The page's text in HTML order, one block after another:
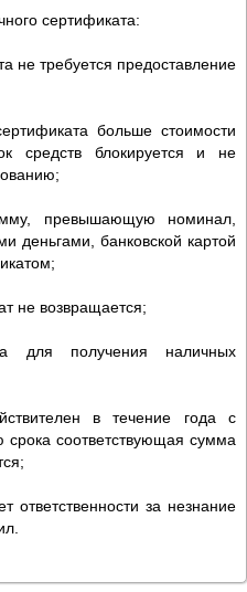
сертификата:
не требуется предоставление
больше стоимости
средств блокируется и не
превышающую номинал,
деньгами, банковской картой
не возвращается;
для получения наличных
в течение года с
соответствующая сумма
ответственности за незнание